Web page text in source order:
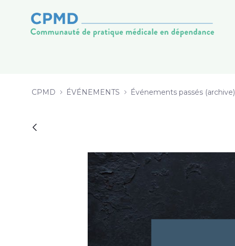
CPMD ÉVÉNEMENTS Événements passés (archive)